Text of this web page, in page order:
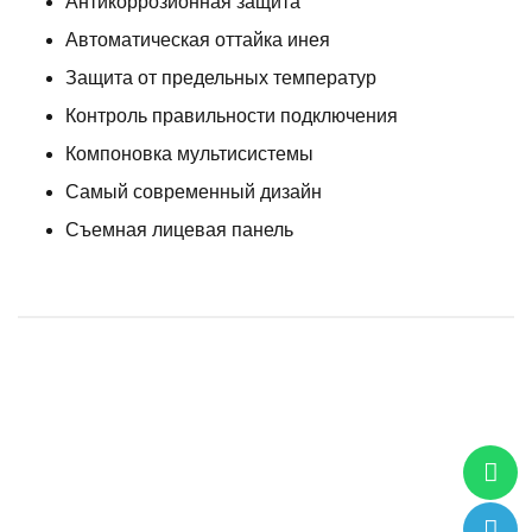
Автоматическая оттайка инея
Защита от предельных температур
Контроль правильности подключения
Компоновка мультисистемы
Самый современный дизайн
Съемная лицевая панель